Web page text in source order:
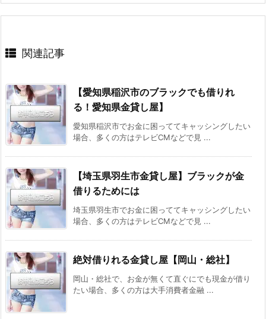
関連記事
【愛知県稲沢市のブラックでも借りれ
る！愛知県金貸し屋】
愛知県稲沢市でお金に困っててキャッシングしたい
場合、多くの方はテレビCMなどで見 ...
【埼玉県羽生市金貸し屋】ブラックが金
借りるためには
埼玉県羽生市でお金に困っててキャッシングしたい
場合、多くの方はテレビCMなどで見 ...
絶対借りれる金貸し屋【岡山・総社】
岡山・総社で、お金が無くて直ぐにでも現金が借り
たい場合、多くの方は大手消費者金融 ...